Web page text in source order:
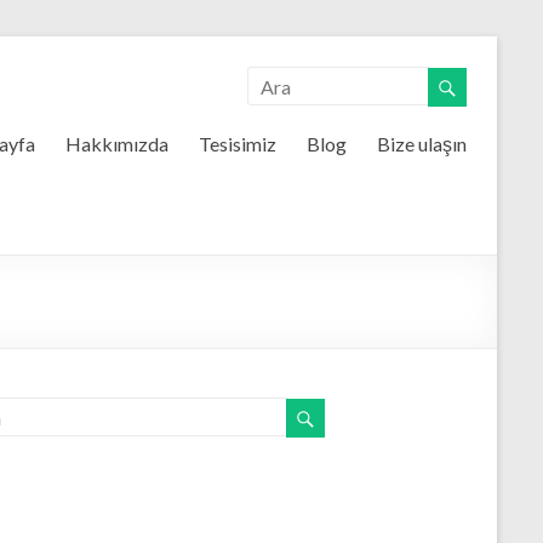
Hakkımızda Tesisimiz Blog Bize ulaşın